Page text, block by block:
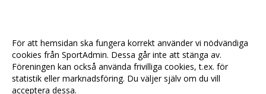
För att hemsidan ska fungera korrekt använder vi nödvändiga
cookies från SportAdmin. Dessa går inte att stänga av.
Föreningen kan också använda frivilliga cookies, t.ex. för
statistik eller marknadsföring. Du väljer själv om du vill
acceptera dessa.